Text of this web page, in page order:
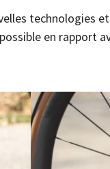
technologies
en rapport